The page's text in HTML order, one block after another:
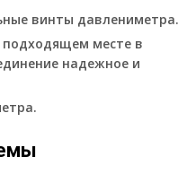
винты давлениметра.
месте в
надежное и